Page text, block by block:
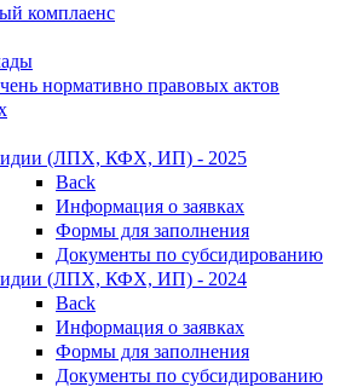
комплаенс
нормативно правовых актов
(ЛПХ, КФХ, ИП) - 2025
Back
Информация о заявках
Формы для заполнения
Документы по субсидированию
(ЛПХ, КФХ, ИП) - 2024
Back
Информация о заявках
Формы для заполнения
Документы по субсидированию